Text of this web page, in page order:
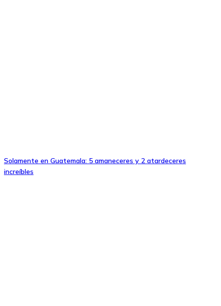
Solamente en Guatemala: 5 amaneceres y 2 atardeceres
increíbles